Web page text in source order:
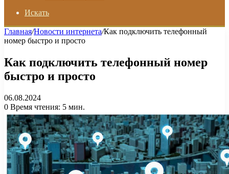
Искать
Главная/Новости интернета/Как подключить телефонный
номер быстро и просто
Как подключить телефонный номер
быстро и просто
06.08.2024
0 Время чтения: 5 мин.